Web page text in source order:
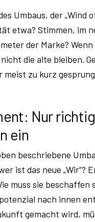
Umbaus, der
etwa? Stimmen, im
der Marke?
die alte bleiben.
meist zu kurz
Nur
ein
beschriebene
ist das neue „Wir“?
muss sie
nach innen
gemacht wird,